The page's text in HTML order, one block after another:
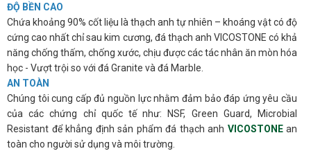
ĐỘ BỀN CAO
Chứa khoảng 90% cốt liệu là thạch anh tự nhiên – khoáng vật có độ
cứng cao nhất chỉ sau kim cương, đá thạch anh VICOSTONE có khả
năng chống thấm, chống xước, chịu được các tác nhân ăn mòn hóa
học - Vượt trội so với đá Granite và đá Marble.
AN TOÀN
Chúng tôi cung cấp đủ nguồn lực nhằm đảm bảo đáp ứng yêu cầu
của các chứng chỉ quốc tế như: NSF, Green Guard, Microbial
Resistant để khẳng định sản phẩm đá thạch anh VICOSTONE an
toàn cho người sử dụng và môi trường.